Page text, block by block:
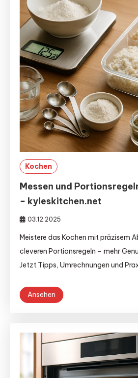
Kochen
Messen und
– kyleskitchen.net
03.12.2025
Meistere das Kochen mit präzisem
cleveren Portionsregeln – mehr
Jetzt Tipps, Umrechnungen und
Ansehen